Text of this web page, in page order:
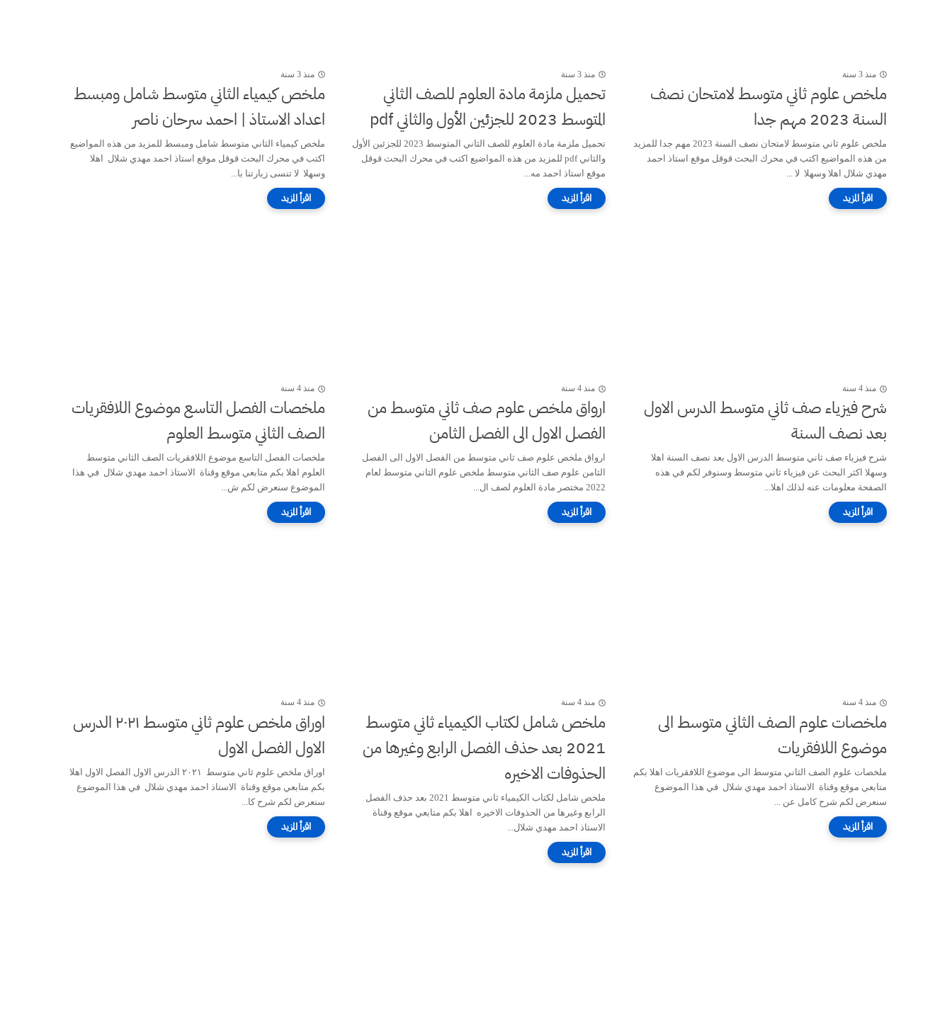
منذ 3 سنة
ملخص علوم ثاني متوسط لامتحان نصف
السنة 2023 مهم جدا
ملخص علوم ثاني متوسط لامتحان نصف السنة 2023 مهم جدا للمزيد
من هذه المواضيع اكتب في محرك البحث قوقل موقع استاذ احمد
مهدي شلال اهلا وسهلا لا ...
منذ 3 سنة
تحميل ملزمة مادة العلوم للصف الثاني
المتوسط 2023 للجزئين الأول والثاني pdf
تحميل ملزمة مادة العلوم للصف الثاني المتوسط 2023 للجزئين الأول
والثاني pdf للمزيد من هذه المواضيع اكتب في محرك البحث قوقل
موقع استاذ احمد مه...
منذ 3 سنة
ملخص كيمياء الثاني متوسط شامل ومبسط
اعداد الاستاذ | احمد سرحان ناصر
ملخص كيمياء الثاني متوسط شامل ومبسط للمزيد من هذه المواضيع
اكتب في محرك البحث قوقل موقع استاذ احمد مهدي شلال اهلا
وسهلا لا تنسى زيارتنا با...
منذ 4 سنة
شرح فيزياء صف ثاني متوسط الدرس الاول
بعد نصف السنة
شرح فيزياء صف ثاني متوسط الدرس الاول بعد نصف السنة اهلا
وسهلا اكثر البحث عن فيزياء ثاني متوسط وسنوفر لكم في هذه
الصفحة معلومات عنه لذلك اهلا...
منذ 4 سنة
ارواق ملخص علوم صف ثاني متوسط من
الفصل الاول الى الفصل الثامن
ارواق ملخص علوم صف ثاني متوسط من الفصل الاول الى الفصل
الثامن علوم صف الثاني متوسط ملخص علوم الثاني متوسط لعام
2022 مختصر مادة العلوم لصف ال...
منذ 4 سنة
ملخصات الفصل التاسع موضوع اللافقريات
الصف الثاني متوسط العلوم
ملخصات الفصل التاسع موضوع اللافقريات الصف الثاني متوسط
العلوم اهلا بكم متابعي موقع وقناة الاستاذ احمد مهدي شلال في هذا
الموضوع سنعرض لكم ش...
منذ 4 سنة
ملخصات علوم الصف الثاني متوسط الى
موضوع اللافقريات
ملخصات علوم الصف الثاني متوسط الى موضوع اللافقريات اهلا بكم
متابعي موقع وقناة الاستاذ احمد مهدي شلال في هذا الموضوع
سنعرض لكم شرح كامل عن ...
منذ 4 سنة
ملخص شامل لكتاب الكيمياء ثاني متوسط
2021 بعد حذف الفصل الرابع وغيرها من
الحذوفات الاخيره
ملخص شامل لكتاب الكيمياء ثاني متوسط 2021 بعد حذف الفصل
الرابع وغيرها من الحذوفات الاخيره اهلا بكم متابعي موقع وقناة
الاستاذ احمد مهدي شلال...
منذ 4 سنة
اوراق ملخص علوم ثاني متوسط ٢٠٢١ الدرس
الاول الفصل الاول
اوراق ملخص علوم ثاني متوسط ٢٠٢١ الدرس الاول الفصل الاول اهلا
بكم متابعي موقع وقناة الاستاذ احمد مهدي شلال في هذا الموضوع
سنعرض لكم شرح كا...